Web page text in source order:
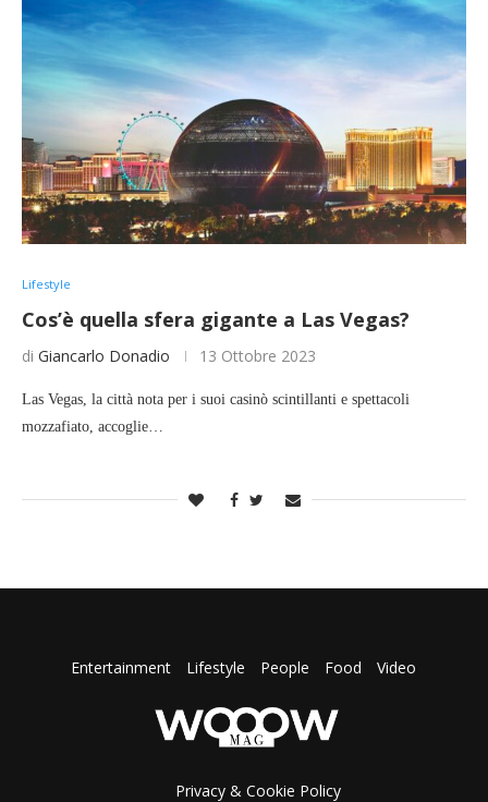
Lifestyle
Cos’è quella sfera gigante a Las Vegas?
di Giancarlo Donadio 13 Ottobre 2023
Las Vegas, la città nota per i suoi casinò scintillanti e spettacoli
mozzafiato, accoglie…
Entertainment Lifestyle People Food Video
Privacy & Cookie Policy